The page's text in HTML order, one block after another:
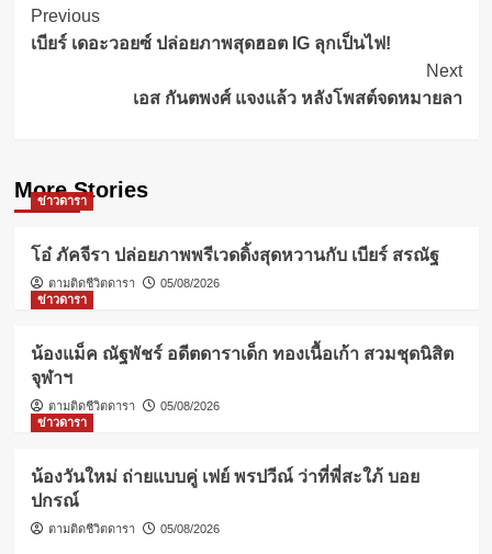
Post
Navigation
Previous
เบียร์ เดอะวอยซ์ ปล่อยภาพสุดฮอต IG ลุกเป็นไฟ!
Next
เอส กันตพงศ์ แจงแล้ว หลังโพสต์จดหมายลา
More Stories
ข่าวดารา
โอ๋ ภัคจีรา ปล่อยภาพพรีเวดดิ้งสุดหวานกับ เบียร์ สรณัฐ
ตามติดชีวิตดารา
05/08/2026
ข่าวดารา
น้องแม็ค ณัฐพัชร์ อดีตดาราเด็ก ทองเนื้อเก้า สวมชุดนิสิต
จุฬาฯ
ตามติดชีวิตดารา
05/08/2026
ข่าวดารา
น้องวันใหม่ ถ่ายแบบคู่ เฟย์ พรปวีณ์ ว่าที่พี่สะใภ้ บอย
ปกรณ์
ตามติดชีวิตดารา 05/08/2026